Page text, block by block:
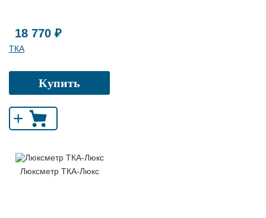
18 770 ₽
ТКА
Купить
+
Люксметр ТКА-Люкс